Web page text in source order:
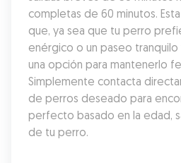
completas de 60 minutos.
que, ya sea que tu perro
enérgico o un paseo
una opción para mantenerlo
Simplemente contacta
de perros deseado para
perfecto basado en la edad,
de tu perro.